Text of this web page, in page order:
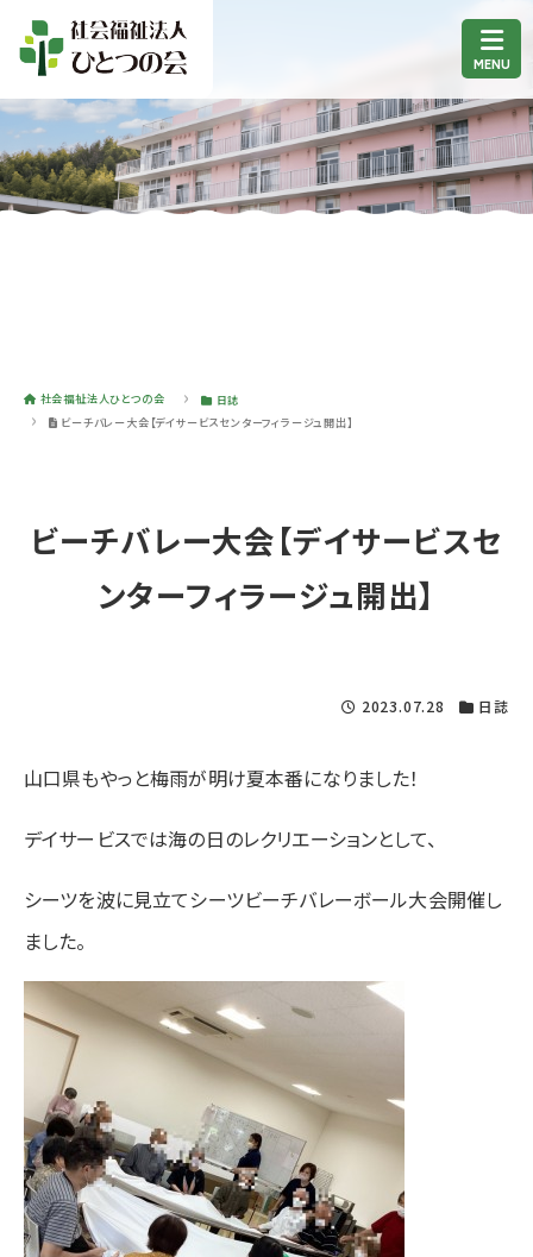
社会福祉法人ひとつの会
日誌
ビーチバレー大会【デイサービスセンターフィラージュ開出】
ビーチバレー大会【デイサービスセ
ンターフィラージュ開出】
2023.07.28 日誌
山口県もやっと梅雨が明け夏本番になりました！
デイサービスでは海の日のレクリエーションとして、
シーツを波に見立てシーツビーチバレーボール大会開催し
ました。